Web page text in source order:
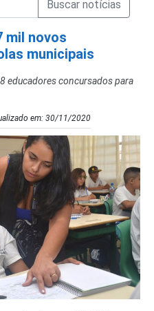
mil novos
municipais
educadores concursados para
em: 30/11/2020